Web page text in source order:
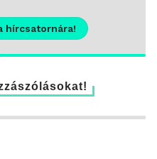
hírcsatornára!